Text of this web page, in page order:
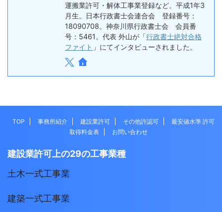
運搬業許可・解体工事業登録など。平成1年3
月生。日本行政書士会連合会 登録番号：
18090708。神奈川県行政書士会 会員番
号：5461。代表 外山が「行政書士絶対合格
ファイト 」にてインタビューされました。
TOP 事務所紹介 建設業許可 その他許認可
最安値水準 許可
取得料金表
お問い合わせ
建設業許可上の29の工事業種
土木一式工事業
建築一式工事業